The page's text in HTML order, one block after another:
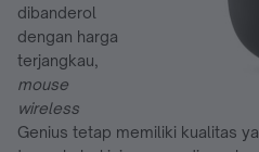
dibanderol
dengan harga
terjangkau,
mouse
wireless
Genius tetap memiliki kualitas